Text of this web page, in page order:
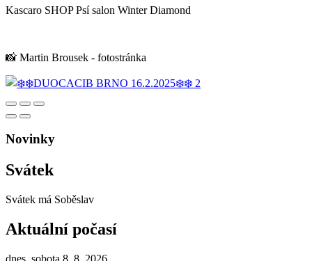
Kascaro SHOP Psí salon Winter Diamond
📸 Martin Brousek - fotostránka
Novinky
Svátek
Svátek má Soběslav
Aktuální počasí
dnes, sobota 8. 8. 2026